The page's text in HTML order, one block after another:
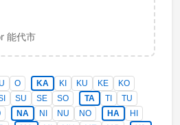
能代市
U O KA KI KU KE
KO
SU SE SO TA TI
TU
NA NI NU NO HA
HI